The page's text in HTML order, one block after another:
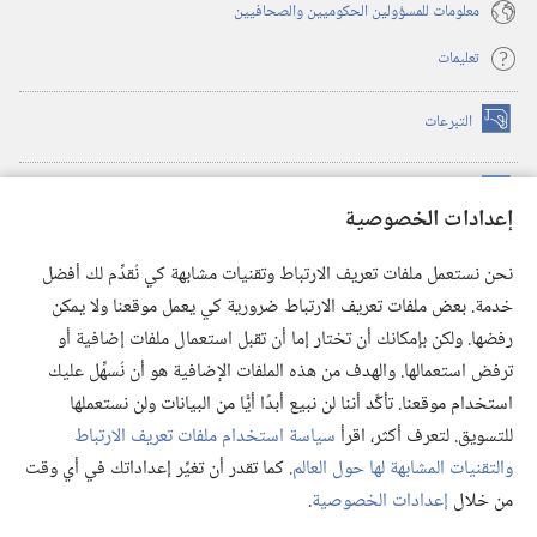
إعدادات الخصوصية
نحن نستعمل ملفات تعريف الارتباط وتقنيات مشابهة كي نُقدِّم لك أفضل
خدمة. بعض ملفات تعريف الارتباط ضرورية كي يعمل موقعنا ولا يمكن
رفضها. ولكن بإمكانك أن تختار إما أن تقبل استعمال ملفات إضافية أو
ترفض استعمالها. والهدف من هذه الملفات الإضافية هو أن نُسهِّل عليك
استخدام موقعنا. تأكَّد أننا لن نبيع أبدًا أيًّا من البيانات ولن نستعملها
للتسويق. لتعرف أكثر، اقرأسياسة استخدام ملفات تعريف الارتباط
والتقنيات المشابهة لها حول العالم. كما تقدر أن تغيِّر إعداداتك في أي وقت
من خلال إعدادات الخصوصية.
معلومات للمسؤولين الحكوميين والصحافيين
تعليمات
التبرعات (يفتح
نافذة
(يفتح
نافذة
(يفتح
نافذة
جديدة) تطبيق ®
JW Library
مكتبة برج المراقبة
© 2026 .Watch Tower Bible and Tract Society of Pennsylvania